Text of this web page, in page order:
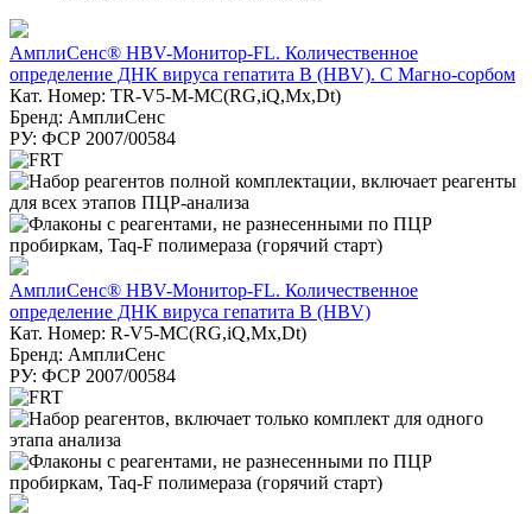
АмплиСенс® HBV-Монитор-FL. Количественное
определение ДНК вируса гепатита В (HBV). С Магно-сорбом
Кат. Номер: TR-V5-M-MC(RG,iQ,Мх,Dt)
Бренд: АмплиСенс
РУ: ФСР 2007/00584
АмплиСенс® HBV-Монитор-FL. Количественное
определение ДНК вируса гепатита В (HBV)
Кат. Номер: R-V5-MC(RG,iQ,Mx,Dt)
Бренд: АмплиСенс
РУ: ФСР 2007/00584